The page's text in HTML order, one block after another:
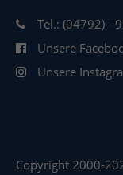
Tel.: (04792) -
Unsere
Unsere
Copyright 2000-